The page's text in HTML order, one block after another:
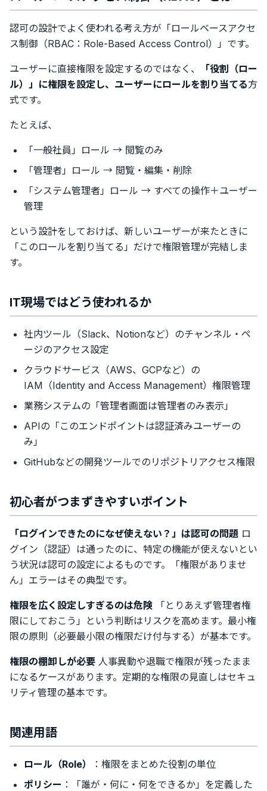
認可の設計でよく使われる考え方が「ロールベースアクセ
ス制御（RBAC：Role-Based Access Control）」です。
ユーザーに直接権限を設定するのではなく、
「役割（ロー
ル）」に権限を設定し、ユーザーにロールを割り当てる方
式です。
たとえば、
「一般社員」ロール → 閲覧のみ
「管理者」ロール → 閲覧・編集・削除
「システム管理者」ロール → すべての操作＋ユーザー
管理
という設計をしておけば、新しいユーザーが来たときに
「このロールを割り当てる」だけで権限管理が完結しま
す。
IT現場ではどう使われるか
社内ツール（Slack、Notionなど）のチャンネル・ペ
ージのアクセス設定
クラウドサービス（AWS、GCPなど）の
IAM（Identity and Access Management）権限管理
業務システムの「管理者画面は管理者のみ表示」
APIの「このエンドポイントは認証済みユーザーの
み」
GitHubなどの開発ツールでのリポジトリアクセス権限
初心者がつまずきやすいポイント
「ログインできたのになぜ使えない？」は認可の問題 ロ
グイン（認証）は通ったのに、特定の機能が使えないとい
う状況は認可の設定によるものです。「権限がありませ
ん」エラーはその典型です。
権限を広く設定しすぎるのは危険 「とりあえず管理者権
限にしておこう」という判断はリスクを高めます。最小権
限の原則（必要最小限の権限だけ付与する）が基本です。
権限の棚卸しが必要 人事異動や退職で権限が残ったまま
になるケースがあります。定期的な権限の見直しはセキュ
リティ管理の基本です。
関連用語
ロール（Role）
：権限をまとめた役割の単位
ポリシー ：「誰が・何に・何をできるか」を定義した